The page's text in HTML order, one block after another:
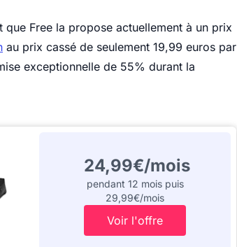
Free la propose actuellement à un prix
au prix cassé de seulement 19,99 euros par
exceptionnelle de 55% durant la
24,99€/mois
pendant 12 mois puis
29,99€/mois
Voir l'offre